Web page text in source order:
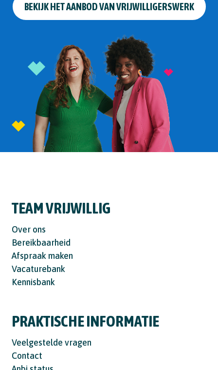
BEKIJK HET AANBOD VAN VRIJWILLIGERSWERK
TEAM VRIJWILLIG
Over ons
Bereikbaarheid
Afspraak maken
Vacaturebank
Kennisbank
PRAKTISCHE INFORMATIE
Veelgestelde vragen
Contact